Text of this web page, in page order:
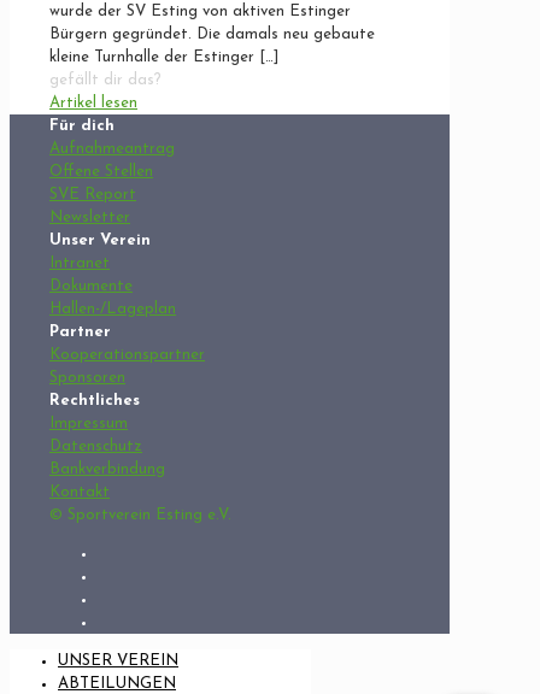
wurde der SV Esting von aktiven Estinger
Bürgern gegründet. Die damals neu gebaute
kleine Turnhalle der Estinger […]
gefällt dir das?
Artikel lesen
Für dich
Aufnahmeantrag
Offene Stellen
SVE Report
Newsletter
Unser Verein
Intranet
Dokumente
Hallen-/Lageplan
Partner
Kooperationspartner
Sponsoren
Rechtliches
Impressum
Datenschutz
Bankverbindung
Kontakt
© Sportverein Esting e.V.
UNSER VEREIN
ABTEILUNGEN